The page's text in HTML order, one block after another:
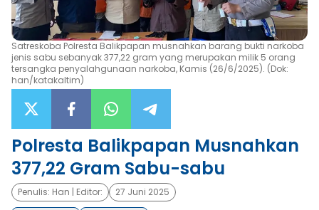
More
Internasional
Feature
Gaya
Hidup
×
Satreskoba Polresta Balikpapan musnahkan barang bukti narkoba
jenis sabu sebanyak 377,22 gram yang merupakan milik 5 orang
tersangka penyalahgunaan narkoba, Kamis (26/6/2025). (Dok:
han/katakaltim)
Polresta Balikpapan Musnahkan
377,22 Gram Sabu-sabu
Penulis: Han | Editor: 27 Juni 2025